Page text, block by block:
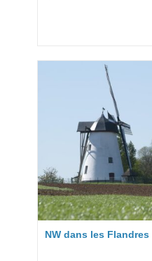
NW dans les Flandres